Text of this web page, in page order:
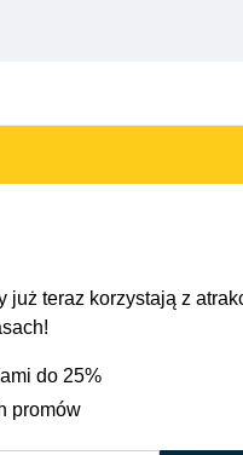
już teraz korzystają z
do 25%
promów